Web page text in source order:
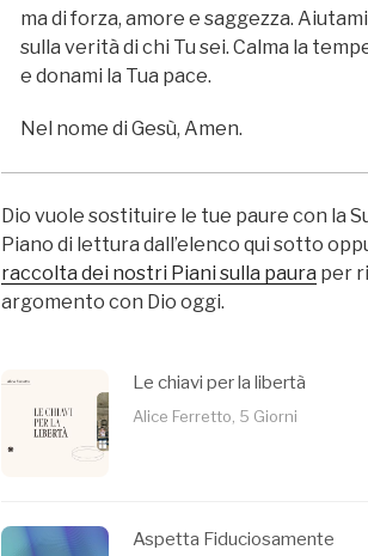
ma di forza, amore e saggezza.
sulla verità di chi Tu sei. Calma la
e donami la Tua pace.
Nel nome di Gesù, Amen.
Dio vuole sostituire le tue paure con la
Piano di lettura dall’elenco qui sotto
raccolta dei nostri Piani sulla paura per
argomento con Dio oggi.
Le chiavi per la libertà
Alice Ferretto, 5 Giorni
Aspetta Fiduciosamente